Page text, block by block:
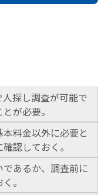
人探し調査が可能で
が必要。
本料金以外に必要と
認しておく。
であるか、調査前に
。